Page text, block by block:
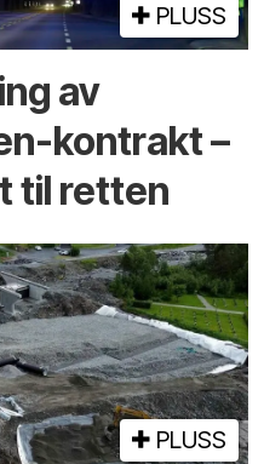
PLUSS
av
kontrakt –
til retten
PLUSS